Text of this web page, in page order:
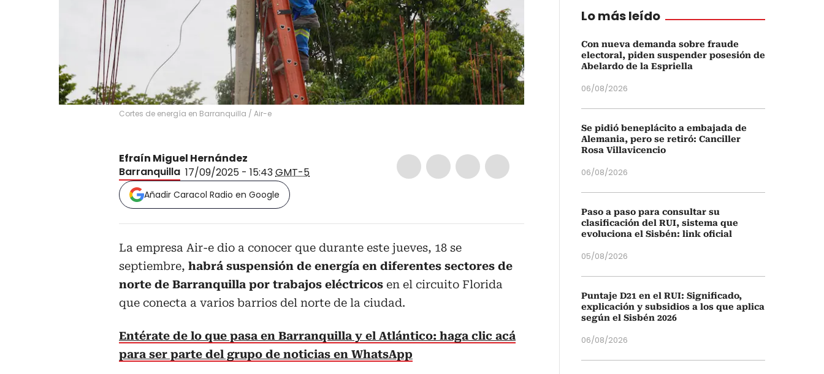
Cortes de energía en Barranquilla / Air-e
Efraín Miguel Hernández
Barranquilla 17/09/2025 - 15:43GMT-5
Añadir Caracol Radio en Google
La empresa Air-e dio a conocer que durante este jueves, 18 se
septiembre, habrá suspensión de energía en diferentes sectores de
norte de Barranquilla por trabajos eléctricos en el circuito Florida
que conecta a varios barrios del norte de la ciudad.
Entérate de lo que pasa en Barranquilla y el Atlántico: haga clic acá
para ser parte del grupo de noticias en WhatsApp
Lo más leído
Con nueva demanda sobre fraude
electoral, piden suspender posesión de
Abelardo de la Espriella
06/08/2026
Se pidió beneplácito a embajada de
Alemania, pero se retiró: Canciller
Rosa Villavicencio
06/08/2026
Paso a paso para consultar su
clasificación del RUI, sistema que
evoluciona el Sisbén: link oficial
05/08/2026
Puntaje D21 en el RUI: Significado,
explicación y subsidios a los que aplica
según el Sisbén 2026
06/08/2026